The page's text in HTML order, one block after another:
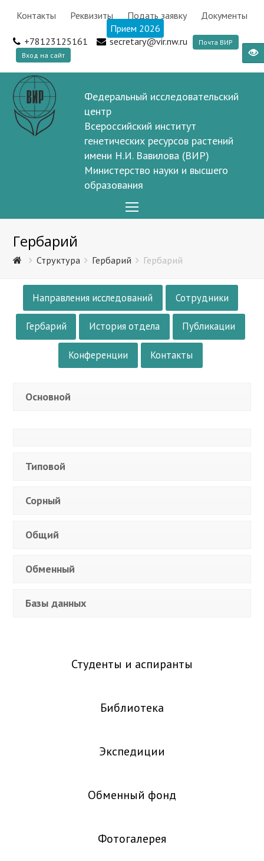
Контакты Реквизиты Подать заявку
Документы
Прием 2026
+78123125161
secretary@vir.nw.ru
Почта ВИР
Вход на сайт
Федеральный исследовательский
центр
Всероссийский институт
генетических ресурсов растений
имени Н.И. Вавилова (ВИР)
Министерство науки и высшего
образования
Гербарий
Структура Гербарий Гербарий
Направления исследований Сотрудники
Гербарий История отдела Публикации
Конференции Контакты
Основной
Типовой
Сорный
Общий
Обменный
Базы данных
Студенты и аспиранты
Библиотека
Экспедиции
Обменный фонд
Фотогалерея